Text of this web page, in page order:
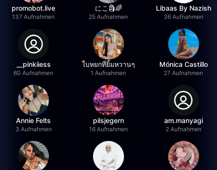
promobot.live
137 Aufnahmen
にこ🗿🌈
25 Aufnahmen
Libaas By Nazish
36 Aufnahmen
__pinkiiess
60 Aufnahmen
ใบหยกที่ยิ้มหวานๆ
1 Aufnahmen
Mónica Castillo
27 Aufnahmen
Annie Felts
3 Aufnahmen
pilsjegern
16 Aufnahmen
am.manyagi
2 Aufnahmen